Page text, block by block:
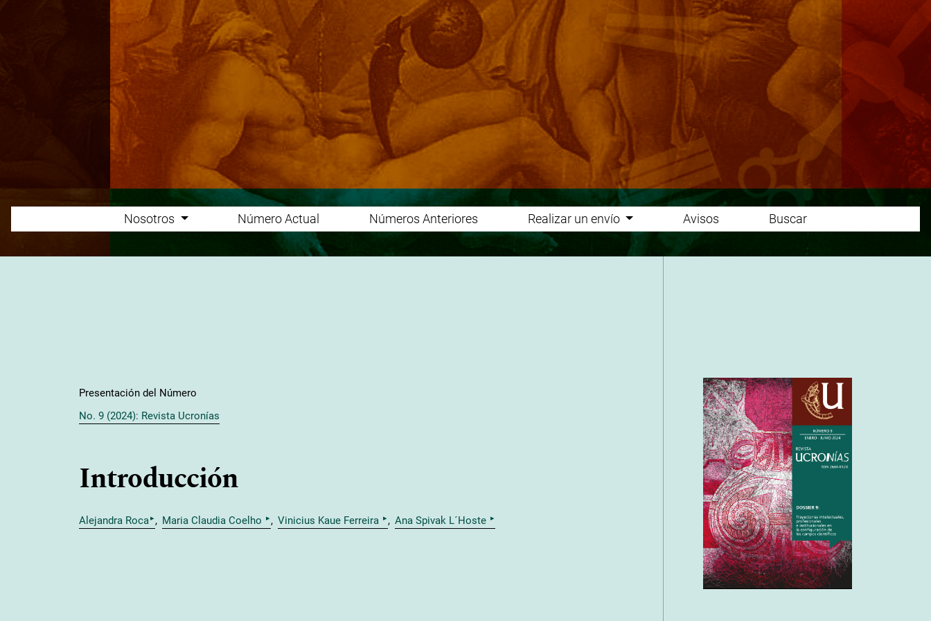
Main menuNosotros Número Actual Números Anteriores Realizar un envío Avisos Buscar
Presentación del Número
No. 9 (2024): Revista Ucronías
Introducción
Alejandra Roca▸ Maria Claudia Coelho ▸ Vinicius Kaue Ferreira ▸ Ana Spivak L´Hoste ▸
Cover image